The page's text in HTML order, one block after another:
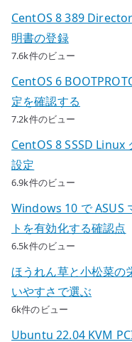
CentOS 8 389
明書の登録
7.6k件のビュー
CentOS 6
定を確認する
7.2k件のビュー
CentOS 8 SSSD Linux
設定
6.9k件のビュー
Windows 10 で ASUS
トを有効化する確認点
6.5k件のビュー
ほうれん草と小松菜の
いやすさで選ぶ
6k件のビュー
Ubuntu 22.04 KVM